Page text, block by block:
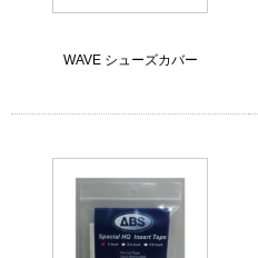
WAVE シューズカバー